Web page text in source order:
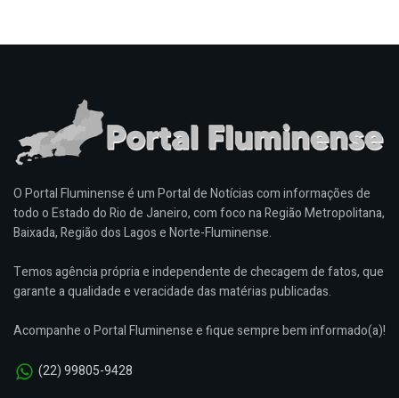
O Portal Fluminense é um Portal de Notícias com informações de
todo o Estado do Rio de Janeiro, com foco na Região Metropolitana,
Baixada, Região dos Lagos e Norte-Fluminense.
Temos agência própria e independente de checagem de fatos, que
garante a qualidade e veracidade das matérias publicadas.
Acompanhe o Portal Fluminense e fique sempre bem informado(a)!
(22) 99805-9428